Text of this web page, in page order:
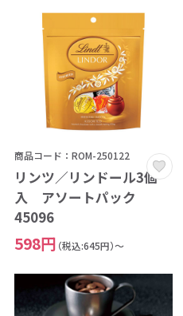
商品コード：ROM-250122
リンツ／リンドール3個
入 アソートパック
45096
598円 （税込:645円）～